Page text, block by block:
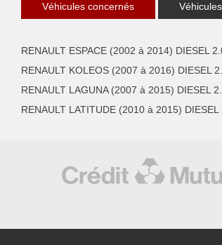
Véhicules concernés
RENAULT ESPACE (2002 à 2014) DIESEL
RENAULT KOLEOS (2007 à 2016) DIESEL
RENAULT LAGUNA (2007 à 2015) DIESEL
RENAULT LATITUDE (2010 à 2015)